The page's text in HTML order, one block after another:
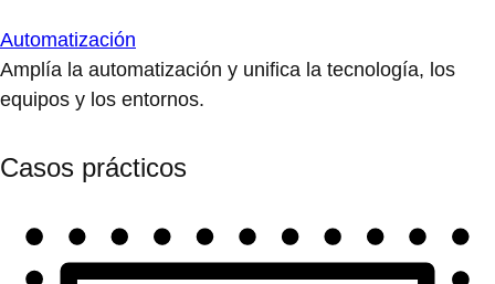
Automatización
Amplía la automatización y unifica la tecnología, los
equipos y los entornos.
Casos prácticos